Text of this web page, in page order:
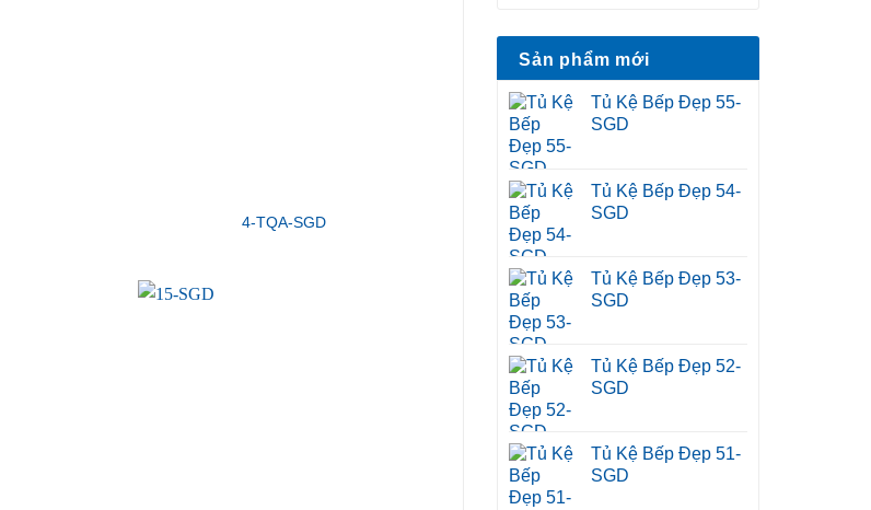
Sản phẩm mới
Tủ Kệ Bếp Đẹp 55-
SGD
Tủ Kệ Bếp Đẹp 54-
SGD
Tủ Kệ Bếp Đẹp 53-
SGD
Tủ Kệ Bếp Đẹp 52-
SGD
Tủ Kệ Bếp Đẹp 51-
SGD
4-TQA-SGD